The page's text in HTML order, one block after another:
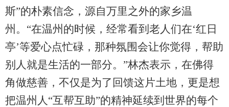
斯”的朴素信念，源自万里之外的家乡温
州。“在温州的时候，经常看到老人们在‘红日
亭’等爱心点忙碌，那种氛围会让你觉得，帮助
别人就是生活的一部分。”林杰表示，在佛得
角做慈善，不仅是为了回馈这片土地，更是想
把温州人“互帮互助”的精神延续到世界的每个